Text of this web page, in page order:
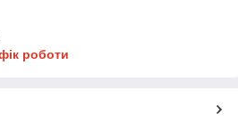
роботи